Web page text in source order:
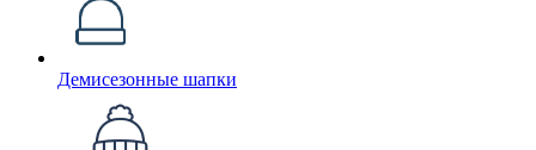
Демисезонные шапки